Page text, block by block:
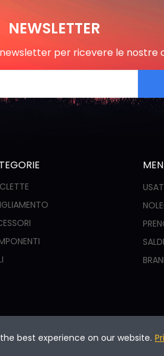
NEWSLETTER
per ricevere le nostre
SALDI
best experience on our website.